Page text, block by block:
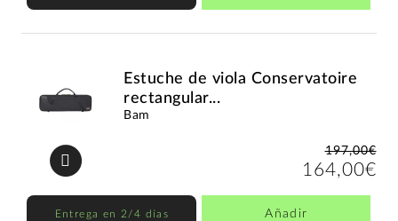
Estuche de viola Conservatoire
rectangular...
Bam
197,00€
164,00€
Entrega en 2/4 días Añadir